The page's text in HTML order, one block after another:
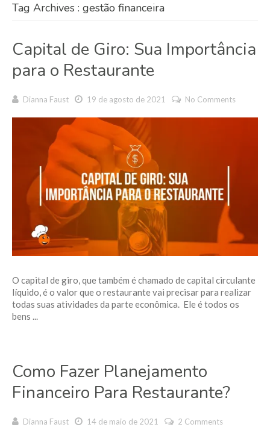
Tag Archives : gestão financeira
Capital de Giro: Sua Importância
para o Restaurante
Dianna Faust 19 de agosto de 2021 No Comments
O capital de giro, que também é chamado de capital circulante
líquido, é o valor que o restaurante vai precisar para realizar
todas suas atividades da parte econômica. Ele é todos os
bens ...
Como Fazer Planejamento
Financeiro Para Restaurante?
Dianna Faust 14 de maio de 2021 2 Comments